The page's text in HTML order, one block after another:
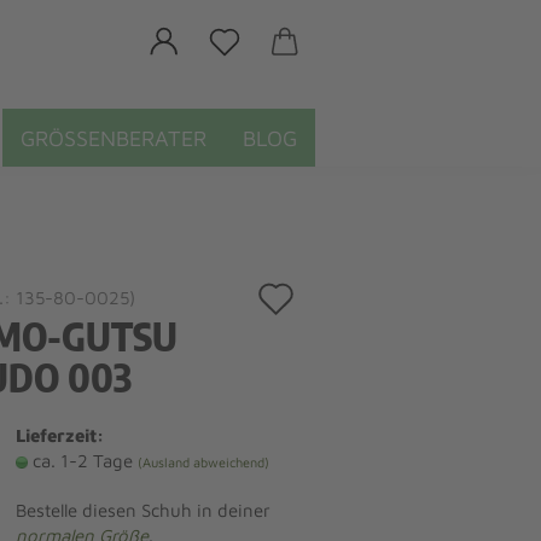
GRÖSSENBERATER BLOG
135-80-0025)
GUTSU
003
Lieferzeit:
ca. 1-2 Tage (Ausland abweichend)
Bestelle diesen Schuh in deiner
normalen Größe.